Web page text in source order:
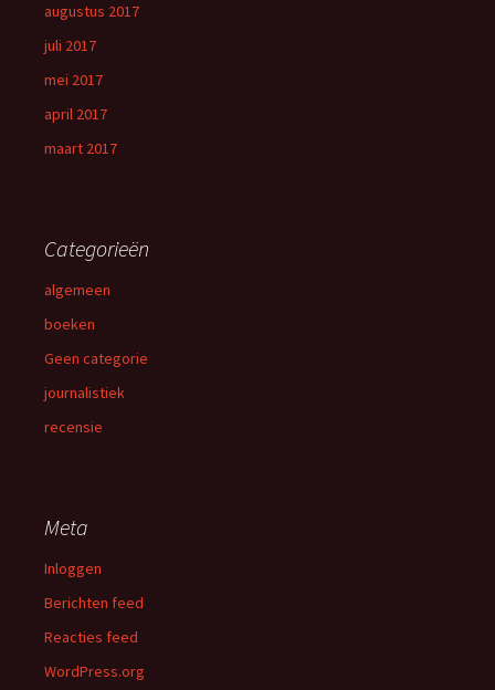
augustus 2017
juli 2017
mei 2017
april 2017
maart 2017
Categorieën
algemeen
boeken
Geen categorie
journalistiek
recensie
Meta
Inloggen
Berichten feed
Reacties feed
WordPress.org